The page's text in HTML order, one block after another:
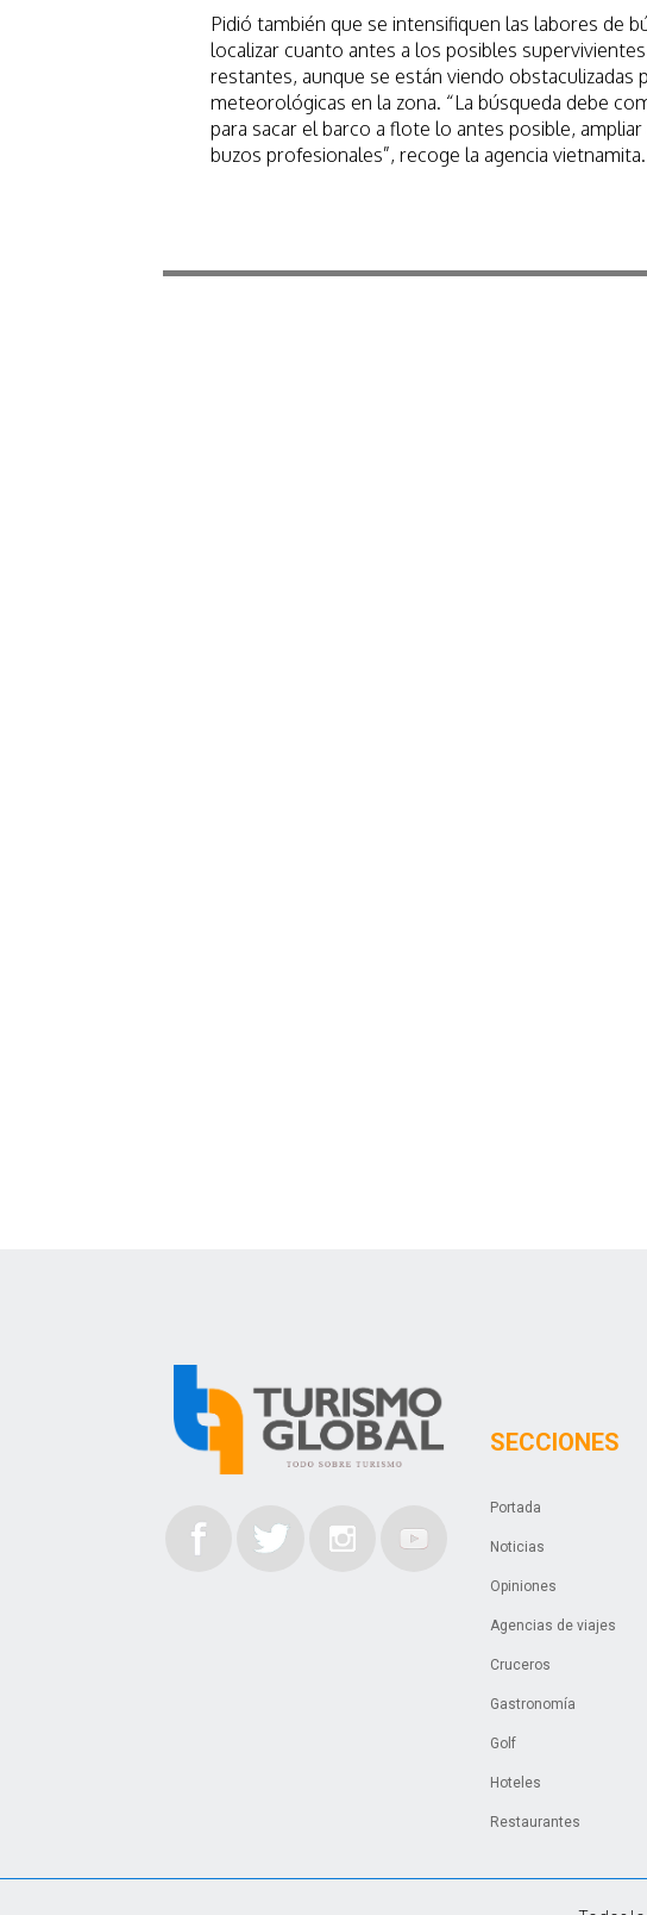
Pidió también que se intensifiquen las labores de
localizar cuanto antes a los posibles
restantes, aunque se están viendo obstaculizadas
meteorológicas en la zona. “La búsqueda debe
para sacar el barco a flote lo antes posible,
buzos profesionales”, recoge la agencia vietnamita.
SECCIONES
Portada
Noticias
Opiniones
Agencias de viajes
Cruceros
Gastronomía
Golf
Hoteles
Restaurantes